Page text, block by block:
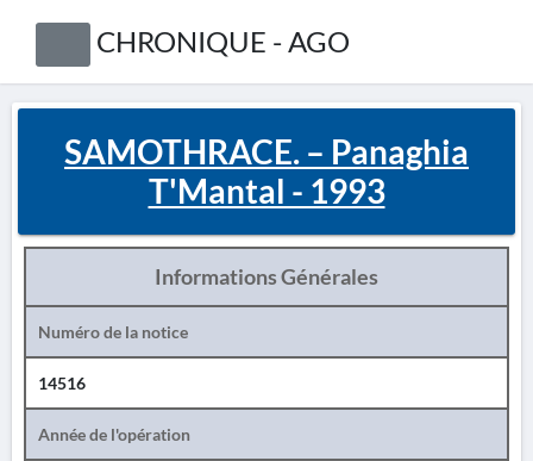
CHRONIQUE - AGO
SAMOTHRACE. – Panaghia
T'Mantal - 1993
Informations Générales
Numéro de la notice
14516
Année de l'opération